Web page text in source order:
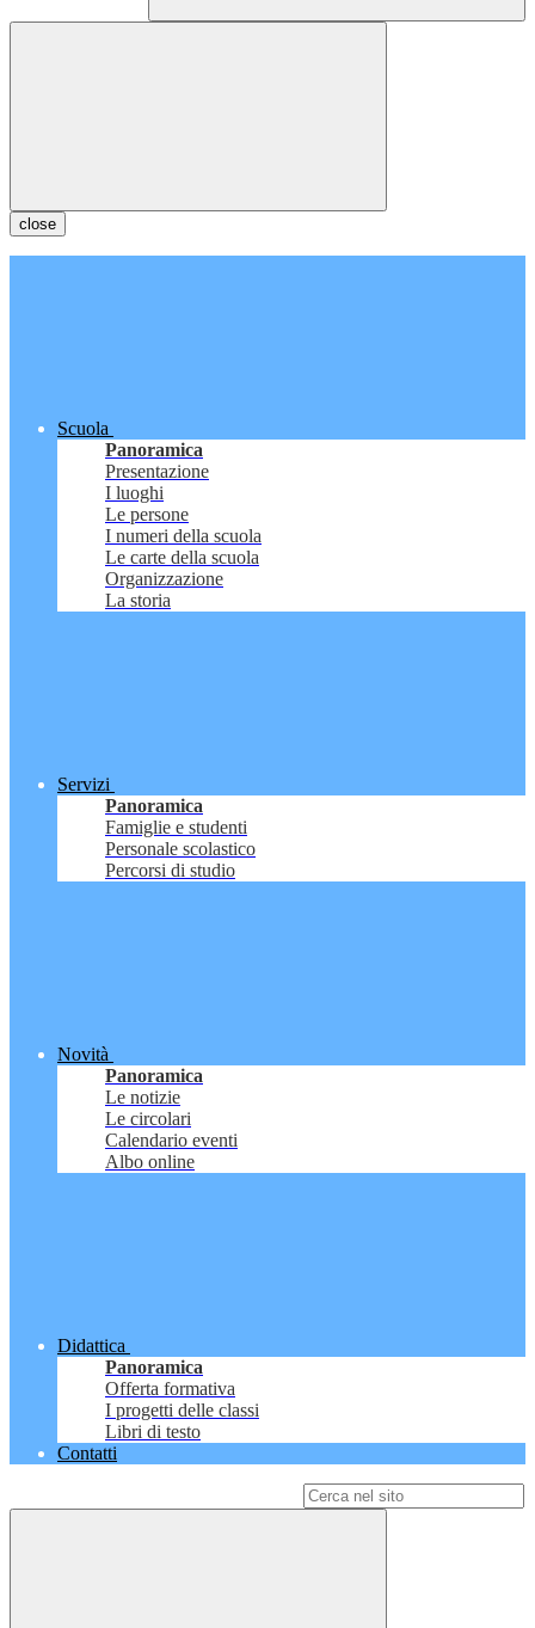
close
Scuola
Panoramica
Presentazione
I luoghi
Le persone
I numeri della scuola
Le carte della scuola
Organizzazione
La storia
Servizi
Panoramica
Famiglie e studenti
Personale scolastico
Percorsi di studio
Novità
Panoramica
Le notizie
Le circolari
Calendario eventi
Albo online
Didattica
Panoramica
Offerta formativa
I progetti delle classi
Libri di testo
Contatti